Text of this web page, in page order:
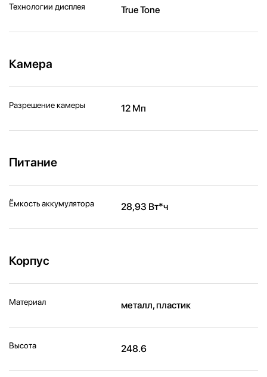
Технологии дисплея True Tone
Камера
Разрешение камеры 12 Мп
Питание
Ёмкость аккумулятора 28,93 Вт*ч
Корпус
Материал металл, пластик
Высота 248.6